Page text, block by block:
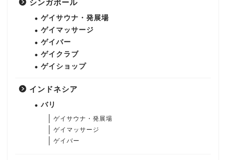
シンガポール
ゲイサウナ・発展場
ゲイマッサージ
ゲイバー
ゲイクラブ
ゲイショップ
インドネシア
バリ
ゲイサウナ・発展場
ゲイマッサージ
ゲイバー